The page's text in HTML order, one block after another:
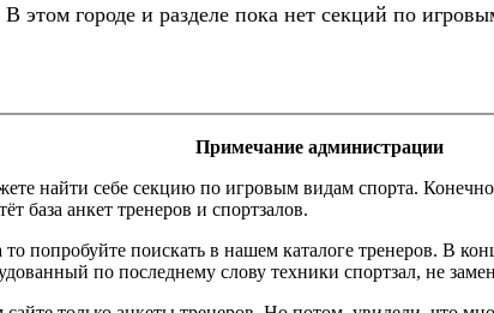
В этом городе и разделе пока нет секций по
Примечание администрации
найти себе секцию по игровым видам спорта.
база анкет тренеров и спортзалов.
попробуйте поискать в нашем каталоге тренеров. В
по последнему слову техники спортзал, не